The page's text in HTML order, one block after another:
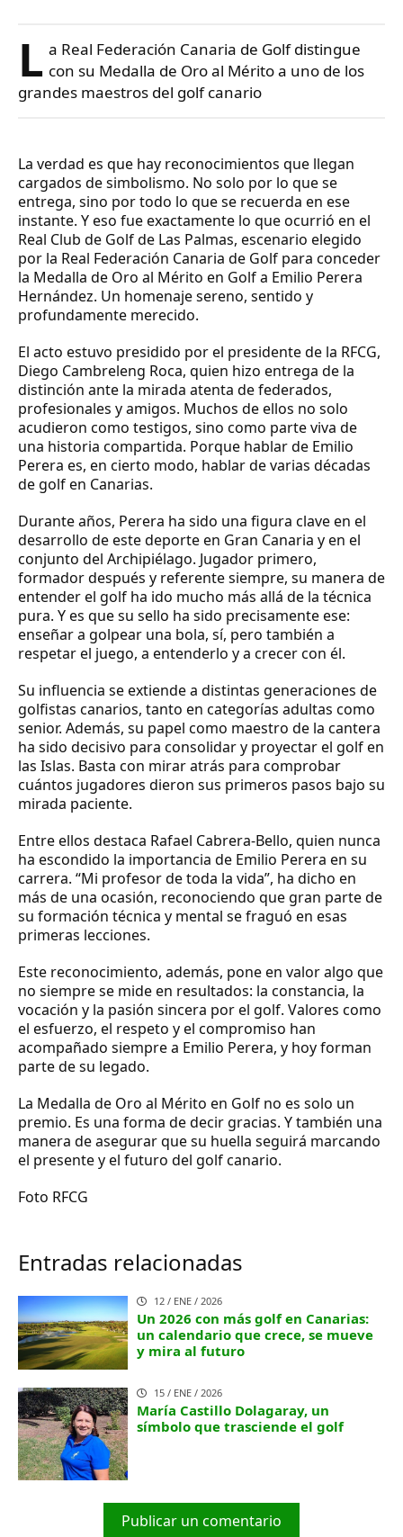
L a Real Federación Canaria de Golf distingue
con su Medalla de Oro al Mérito a uno de los
grandes maestros del golf canario
La verdad es que hay reconocimientos que llegan
cargados de simbolismo. No solo por lo que se
entrega, sino por todo lo que se recuerda en ese
instante. Y eso fue exactamente lo que ocurrió en el
Real Club de Golf de Las Palmas, escenario elegido
por la Real Federación Canaria de Golf para conceder
la Medalla de Oro al Mérito en Golf a Emilio Perera
Hernández. Un homenaje sereno, sentido y
profundamente merecido.
El acto estuvo presidido por el presidente de la RFCG,
Diego Cambreleng Roca, quien hizo entrega de la
distinción ante la mirada atenta de federados,
profesionales y amigos. Muchos de ellos no solo
acudieron como testigos, sino como parte viva de
una historia compartida. Porque hablar de Emilio
Perera es, en cierto modo, hablar de varias décadas
de golf en Canarias.
Durante años, Perera ha sido una figura clave en el
desarrollo de este deporte en Gran Canaria y en el
conjunto del Archipiélago. Jugador primero,
formador después y referente siempre, su manera de
entender el golf ha ido mucho más allá de la técnica
pura. Y es que su sello ha sido precisamente ese:
enseñar a golpear una bola, sí, pero también a
respetar el juego, a entenderlo y a crecer con él.
Su influencia se extiende a distintas generaciones de
golfistas canarios, tanto en categorías adultas como
senior. Además, su papel como maestro de la cantera
ha sido decisivo para consolidar y proyectar el golf en
las Islas. Basta con mirar atrás para comprobar
cuántos jugadores dieron sus primeros pasos bajo su
mirada paciente.
Entre ellos destaca Rafael Cabrera-Bello, quien nunca
ha escondido la importancia de Emilio Perera en su
carrera. “Mi profesor de toda la vida”, ha dicho en
más de una ocasión, reconociendo que gran parte de
su formación técnica y mental se fraguó en esas
primeras lecciones.
Este reconocimiento, además, pone en valor algo que
no siempre se mide en resultados: la constancia, la
vocación y la pasión sincera por el golf. Valores como
el esfuerzo, el respeto y el compromiso han
acompañado siempre a Emilio Perera, y hoy forman
parte de su legado.
La Medalla de Oro al Mérito en Golf no es solo un
premio. Es una forma de decir gracias. Y también una
manera de asegurar que su huella seguirá marcando
el presente y el futuro del golf canario.
Foto RFCG
Entradas relacionadas
12 / ENE / 2026
Un 2026 con más golf en Canarias:
un calendario que crece, se mueve
y mira al futuro
15 / ENE / 2026
María Castillo Dolagaray, un
símbolo que trasciende el golf
Publicar un comentario